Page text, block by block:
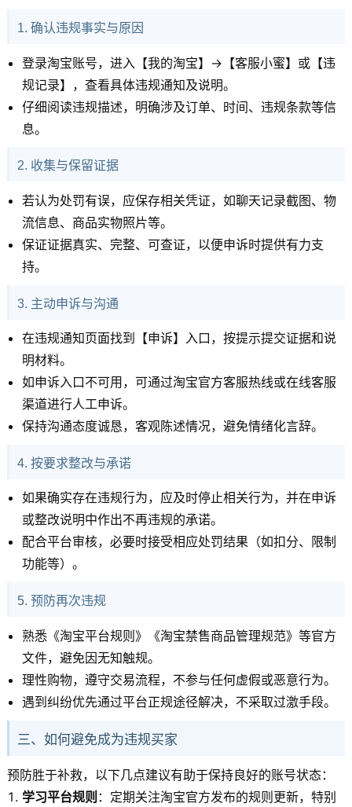
1. 确认违规事实与原因
登录淘宝账号，进入【我的淘宝】→【客服小蜜】或【违
规记录】，查看具体违规通知及说明。
仔细阅读违规描述，明确涉及订单、时间、违规条款等信
息。
2. 收集与保留证据
若认为处罚有误，应保存相关凭证，如聊天记录截图、物
流信息、商品实物照片等。
保证证据真实、完整、可查证，以便申诉时提供有力支
持。
3. 主动申诉与沟通
在违规通知页面找到【申诉】入口，按提示提交证据和说
明材料。
如申诉入口不可用，可通过淘宝官方客服热线或在线客服
渠道进行人工申诉。
保持沟通态度诚恳，客观陈述情况，避免情绪化言辞。
4. 按要求整改与承诺
如果确实存在违规行为，应及时停止相关行为，并在申诉
或整改说明中作出不再违规的承诺。
配合平台审核，必要时接受相应处罚结果（如扣分、限制
功能等）。
5. 预防再次违规
熟悉《淘宝平台规则》《淘宝禁售商品管理规范》等官方
文件，避免因无知触规。
理性购物，遵守交易流程，不参与任何虚假或恶意行为。
遇到纠纷优先通过平台正规途径解决，不采取过激手段。
三、如何避免成为违规买家
预防胜于补救，以下几点建议有助于保持良好的账号状态：
学习平台规则 ：定期关注淘宝官方发布的规则更新，特别